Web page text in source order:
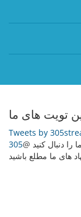
تویت های ما
Tweets by
ما را دنبال کنید @
های ما مطلع باشید